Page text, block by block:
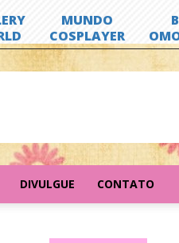
DIVULGUE CONTATO